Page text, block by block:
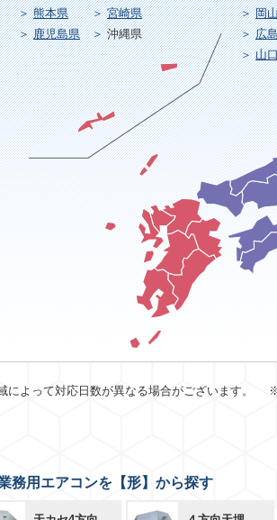
熊本県
宮崎県
鹿児島県
沖縄県
岡
広
山
によって対応日数が異なる場合がございます。
務用エアコンを【形】から探す